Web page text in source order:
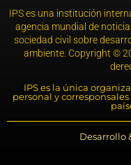
IPS es una institución
agencia mundial de
sociedad civil sobre
ambiente. Copyright ©
IPS es la única
personal y
Desarrollo